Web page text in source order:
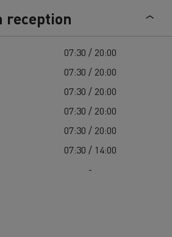
reception
07:30 / 20:00
07:30 / 20:00
07:30 / 20:00
07:30 / 20:00
07:30 / 20:00
07:30 / 14:00
-